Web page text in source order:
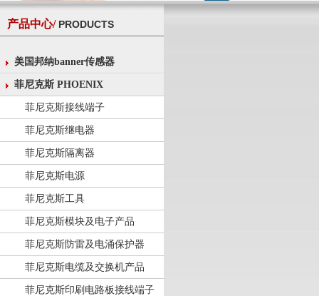
产品中心/ PRODUCTS
美国邦纳banner传感器
菲尼克斯 PHOENIX
菲尼克斯接线端子
菲尼克斯继电器
菲尼克斯隔离器
菲尼克斯电源
菲尼克斯工具
菲尼克斯模块及电子产品
菲尼克斯防雷及电涌保护器
菲尼克斯电缆及交换机产品
菲尼克斯印刷电路板接线端子